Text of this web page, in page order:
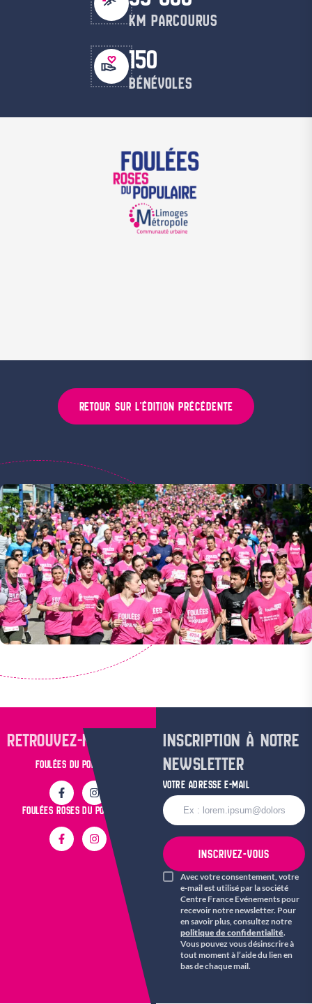
KM PARCOURUS
150
BÉNÉVOLES
RETOUR SUR L'ÉDITION PRÉCÉDENTE
RETROUVEZ-NOUS SUR
FOULÉES DU POPULAIRE
FOULÉES ROSES DU POPULAIRE
INSCRIPTION À NOTRE
NEWSLETTER
VOTRE ADRESSE E-MAIL
INSCRIVEZ-VOUS
Avec votre consentement, votre
e-mail est utilisé par la société
Centre France Evénements pour
recevoir notre newsletter. Pour
en savoir plus, consultez notre
politique de confidentialité.
Vous pouvez vous désinscrire à
tout moment à l’aide du lien en
bas de chaque mail.